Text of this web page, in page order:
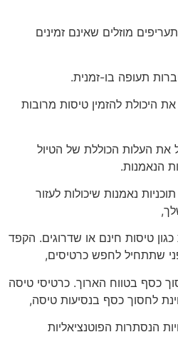
מוזלים שאינם זמינים
תעופה בו-זמנית.
היכולת להזמין טיסות מרובות
את העלות הכוללת של הטיול
הנאמנות.
נאמנות שיכולות לעזור
טיסות חינם או שדרוגים. הקפד
שתתחיל לחפש כרטיסים,
כסף בטווח הארוך. כרטיסי טיסה
לחסוך כסף בנסיעות טיסה,
הנסתרות הפוטנציאליות